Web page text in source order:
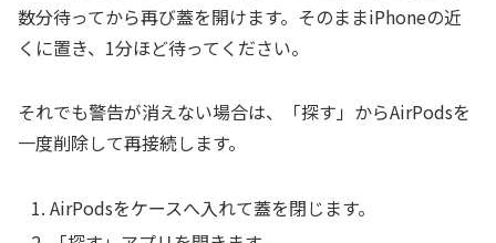
数分待ってから再び蓋を開けます。そのままiPhoneの近
くに置き、1分ほど待ってください。
それでも警告が消えない場合は、「探す」からAirPodsを
一度削除して再接続します。
AirPodsをケースへ入れて蓋を閉じます。